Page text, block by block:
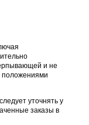
и не
положениями
уточнять у
заказы в